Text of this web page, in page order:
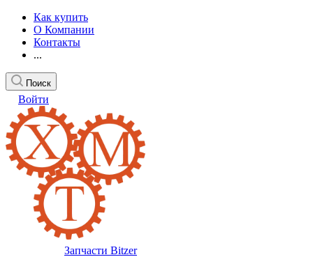
Как купить
О Компании
Контакты
...
Поиск
Войти
Запчасти Bitzer